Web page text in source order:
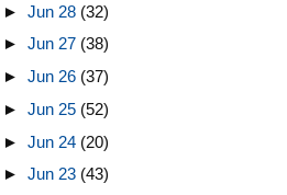
► Jun 28 (32)
► Jun 27 (38)
► Jun 26 (37)
► Jun 25 (52)
► Jun 24 (20)
► Jun 23 (43)